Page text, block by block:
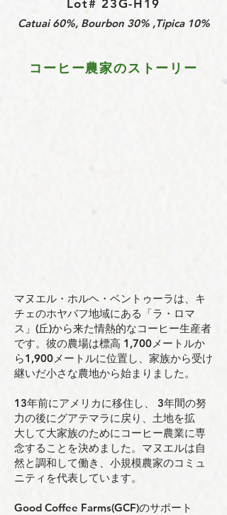
Lot# 23G-H19
Catuai 60%, Bourbon 30% ,Tipica 10%
コーヒー農家のストーリー
マヌエル・ホルヘ・ベントゥーラは、キ
チェのホヤバフ地域にある「ラ・ロマ
ス」(丘)から来た情熱的なコーヒー生産者
です。彼の農場は標高 1,700メートルか
ら1,900メートルに位置し、家族から受け
継いだ小さな農地から始まりました。
13年前にアメリカに移住し、 3年間の努
力の後にグアテマラに戻り、土地を拡
大して大家族のためにコーヒー農業に専
念することを決めました。マヌエルは自
然と調和して働き、小規模農家のコミュ
ニティを代表しています。
Good Coffee Farms(GCF)のサポート